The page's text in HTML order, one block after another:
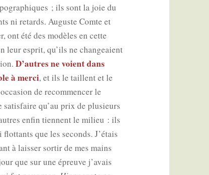
; ils sont la joie du
ni retards. Auguste Comte et
ont été des modèles en cette
leur esprit, qu’ils ne chan­geaient
D’autres ne voient dans
à mer­ci, et ils le taillent et le
de recom­men­cer le
qu’au prix de plu­sieurs
enfin tiennent le milieu : ils
que les seconds. J’étais
à lais­ser sor­tir de mes mains
que sur une épreuve j’avais